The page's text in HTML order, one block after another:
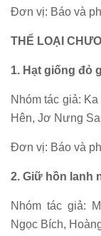
Đơn vị: Báo và
THỂ LOẠI
1. Hạt giống đỏ
Nhóm tác giả:
Hên, Jơ Nưng
Đơn vị: Báo và
2. Giữ hồn
Nhóm tác giả:
Ngọc Bích,